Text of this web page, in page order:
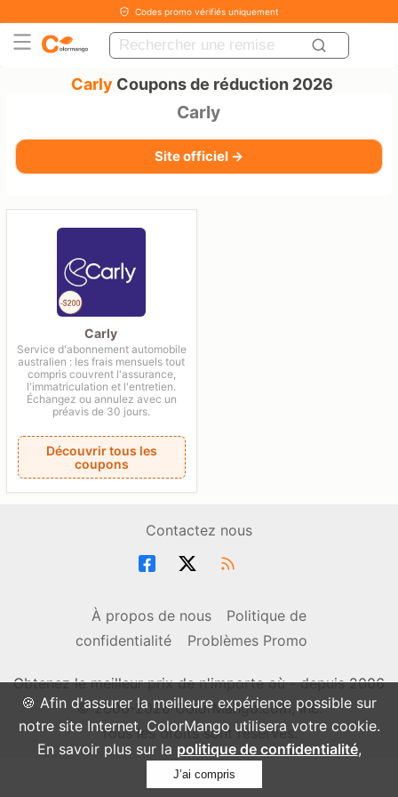
🍪 Afin d'assurer la meilleure expérience possible sur
notre site Internet, ColorMango utilisera votre cookie.
En savoir plus sur la politique de confidentialité,
J’ai compris
Codes promo vérifiés uniquement
Carly Coupons de réduction 2026
Carly
Site officiel →
Carly
Service d'abonnement automobile
australien : les frais mensuels tout
compris couvrent l'assurance,
l'immatriculation et l'entretien.
Échangez ou annulez avec un
préavis de 30 jours.
Découvrir tous les
coupons
Contactez nous
À propos de nous
Politique de
confidentialité
Problèmes Promo
Obtenez le meilleur prix de n'importe où - depuis 2006
© 2006-2026 ColorMango.com, Inc.
Tous les droits sont réservés.